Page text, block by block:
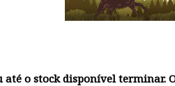
até o stock disponível terminar.